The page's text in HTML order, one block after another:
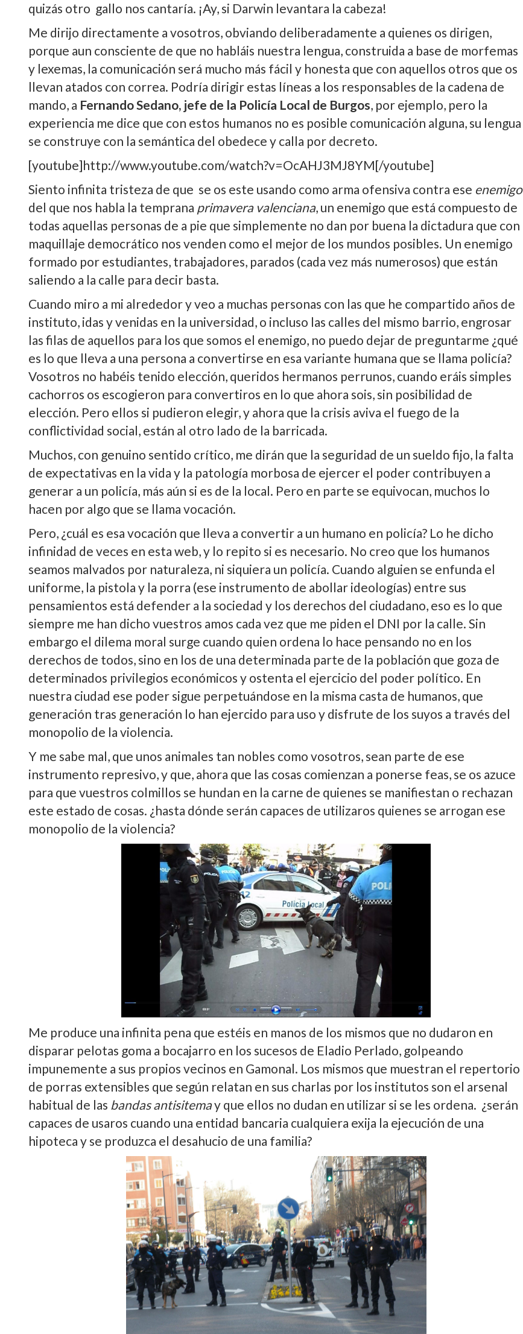
quizás otro gallo nos cantarí­a. ¡Ay, si Darwin levantara la cabeza!
Me dirijo directamente a vosotros, obviando deliberadamente a quienes os dirigen,
porque aun consciente de que no habláis nuestra lengua, construida a base de morfemas
y lexemas, la comunicación será mucho más fácil y honesta que con aquellos otros que os
llevan atados con correa. Podrí­a dirigir estas lí­neas a los responsables de la cadena de
mando, a Fernando Sedano, jefe de la Policí­a Local de Burgos, por ejemplo, pero la
experiencia me dice que con estos humanos no es posible comunicación alguna, su lengua
se construye con la semántica del obedece y calla por decreto.
[youtube]http://www.youtube.com/watch?v=OcAHJ3MJ8YM[/youtube]
Siento infinita tristeza de que se os este usando como arma ofensiva contra ese enemigo
del que nos habla la temprana primavera valenciana, un enemigo que está compuesto de
todas aquellas personas de a pie que simplemente no dan por buena la dictadura que con
maquillaje democrático nos venden como el mejor de los mundos posibles. Un enemigo
formado por estudiantes, trabajadores, parados (cada vez más numerosos) que están
saliendo a la calle para decir basta.
Cuando miro a mi alrededor y veo a muchas personas con las que he compartido años de
instituto, idas y venidas en la universidad, o incluso las calles del mismo barrio, engrosar
las filas de aquellos para los que somos el enemigo, no puedo dejar de preguntarme ¿qué
es lo que lleva a una persona a convertirse en esa variante humana que se llama policí­a?
Vosotros no habéis tenido elección, queridos hermanos perrunos, cuando eráis simples
cachorros os escogieron para convertiros en lo que ahora sois, sin posibilidad de
elección. Pero ellos si pudieron elegir, y ahora que la crisis aviva el fuego de la
conflictividad social, están al otro lado de la barricada.
Muchos, con genuino sentido crí­tico, me dirán que la seguridad de un sueldo fijo, la falta
de expectativas en la vida y la patologí­a morbosa de ejercer el poder contribuyen a
generar a un policí­a, más aún si es de la local. Pero en parte se equivocan, muchos lo
hacen por algo que se llama vocación.
Pero, ¿cuál es esa vocación que lleva a convertir a un humano en policí­a? Lo he dicho
infinidad de veces en esta web, y lo repito si es necesario. No creo que los humanos
seamos malvados por naturaleza, ni siquiera un policí­a. Cuando alguien se enfunda el
uniforme, la pistola y la porra (ese instrumento de abollar ideologí­as) entre sus
pensamientos está defender a la sociedad y los derechos del ciudadano, eso es lo que
siempre me han dicho vuestros amos cada vez que me piden el DNI por la calle. Sin
embargo el dilema moral surge cuando quien ordena lo hace pensando no en los
derechos de todos, sino en los de una determinada parte de la población que goza de
determinados privilegios económicos y ostenta el ejercicio del poder polí­tico. En
nuestra ciudad ese poder sigue perpetuándose en la misma casta de humanos, que
generación tras generación lo han ejercido para uso y disfrute de los suyos a través del
monopolio de la violencia.
Y me sabe mal, que unos animales tan nobles como vosotros, sean parte de ese
instrumento represivo, y que, ahora que las cosas comienzan a ponerse feas, se os azuce
para que vuestros colmillos se hundan en la carne de quienes se manifiestan o rechazan
este estado de cosas. ¿hasta dónde serán capaces de utilizaros quienes se arrogan ese
monopolio de la violencia?
Me produce una infinita pena que estéis en manos de los mismos que no dudaron en
disparar pelotas goma a bocajarro en los sucesos de Eladio Perlado, golpeando
impunemente a sus propios vecinos en Gamonal. Los mismos que muestran el repertorio
de porras extensibles que según relatan en sus charlas por los institutos son el arsenal
habitual de las bandas antisitemay que ellos no dudan en utilizar si se les ordena. ¿serán
capaces de usaros cuando una entidad bancaria cualquiera exija la ejecución de una
hipoteca y se produzca el desahucio de una familia?